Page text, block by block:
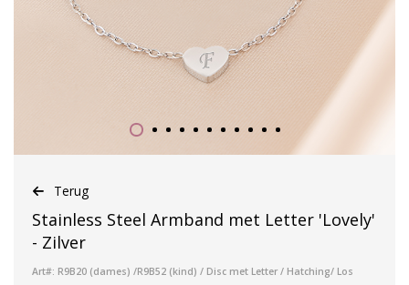
Terug
Stainless Steel Armband met Letter 'Lovely'
- Zilver
Art#: R9B20 (dames) /R9B52 (kind) / Disc met Letter / Hatching/ Los